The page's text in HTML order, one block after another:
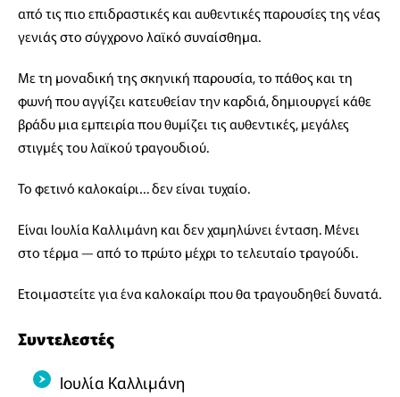
από τις πιο επιδραστικές και αυθεντικές παρουσίες της νέας
γενιάς στο σύγχρονο λαϊκό συναίσθημα.
Με τη μοναδική της σκηνική παρουσία, το πάθος και τη
φωνή που αγγίζει κατευθείαν την καρδιά, δημιουργεί κάθε
βράδυ μια εμπειρία που θυμίζει τις αυθεντικές, μεγάλες
στιγμές του λαϊκού τραγουδιού.
Το φετινό καλοκαίρι… δεν είναι τυχαίο.
Είναι Ιουλία Καλλιμάνη και δεν χαμηλώνει ένταση. Μένει
στο τέρμα — από το πρώτο μέχρι το τελευταίο τραγούδι.
Ετοιμαστείτε για ένα καλοκαίρι που θα τραγουδηθεί δυνατά.
Συντελεστές
Ιουλία Καλλιμάνη